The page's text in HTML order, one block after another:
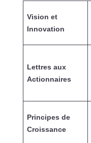
Vision et
Innovation
Lettres aux
Actionnaires
Principes de
Croissance